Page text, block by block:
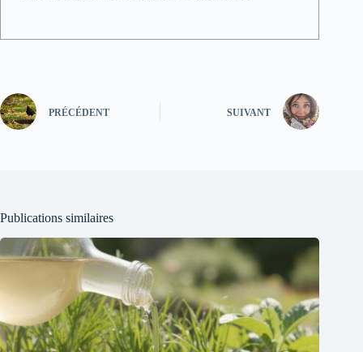
PRÉCÉDENT SUIVANT
Publications similaires